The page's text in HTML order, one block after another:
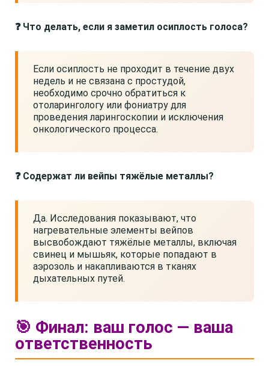
❓ Что делать, если я заметил осиплость голоса?
Если осиплость не проходит в течение двух
недель и не связана с простудой,
необходимо срочно обратиться к
отоларингологу или фониатру для
проведения ларингоскопии и исключения
онкологического процесса.
❓ Содержат ли вейпы тяжёлые металлы?
Да. Исследования показывают, что
нагревательные элементы вейпов
высвобождают тяжёлые металлы, включая
свинец и мышьяк, которые попадают в
аэрозоль и накапливаются в тканях
дыхательных путей.
🎯 Финал: ваш голос — ваша
ответственность